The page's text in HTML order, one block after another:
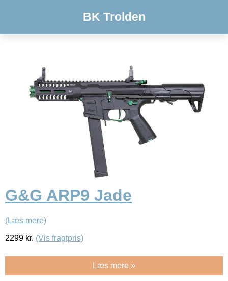
BK Trolden
G&G ARP9 Jade
(Læs mere)
2299 kr. (Vis fragtpris)
Læs mere »